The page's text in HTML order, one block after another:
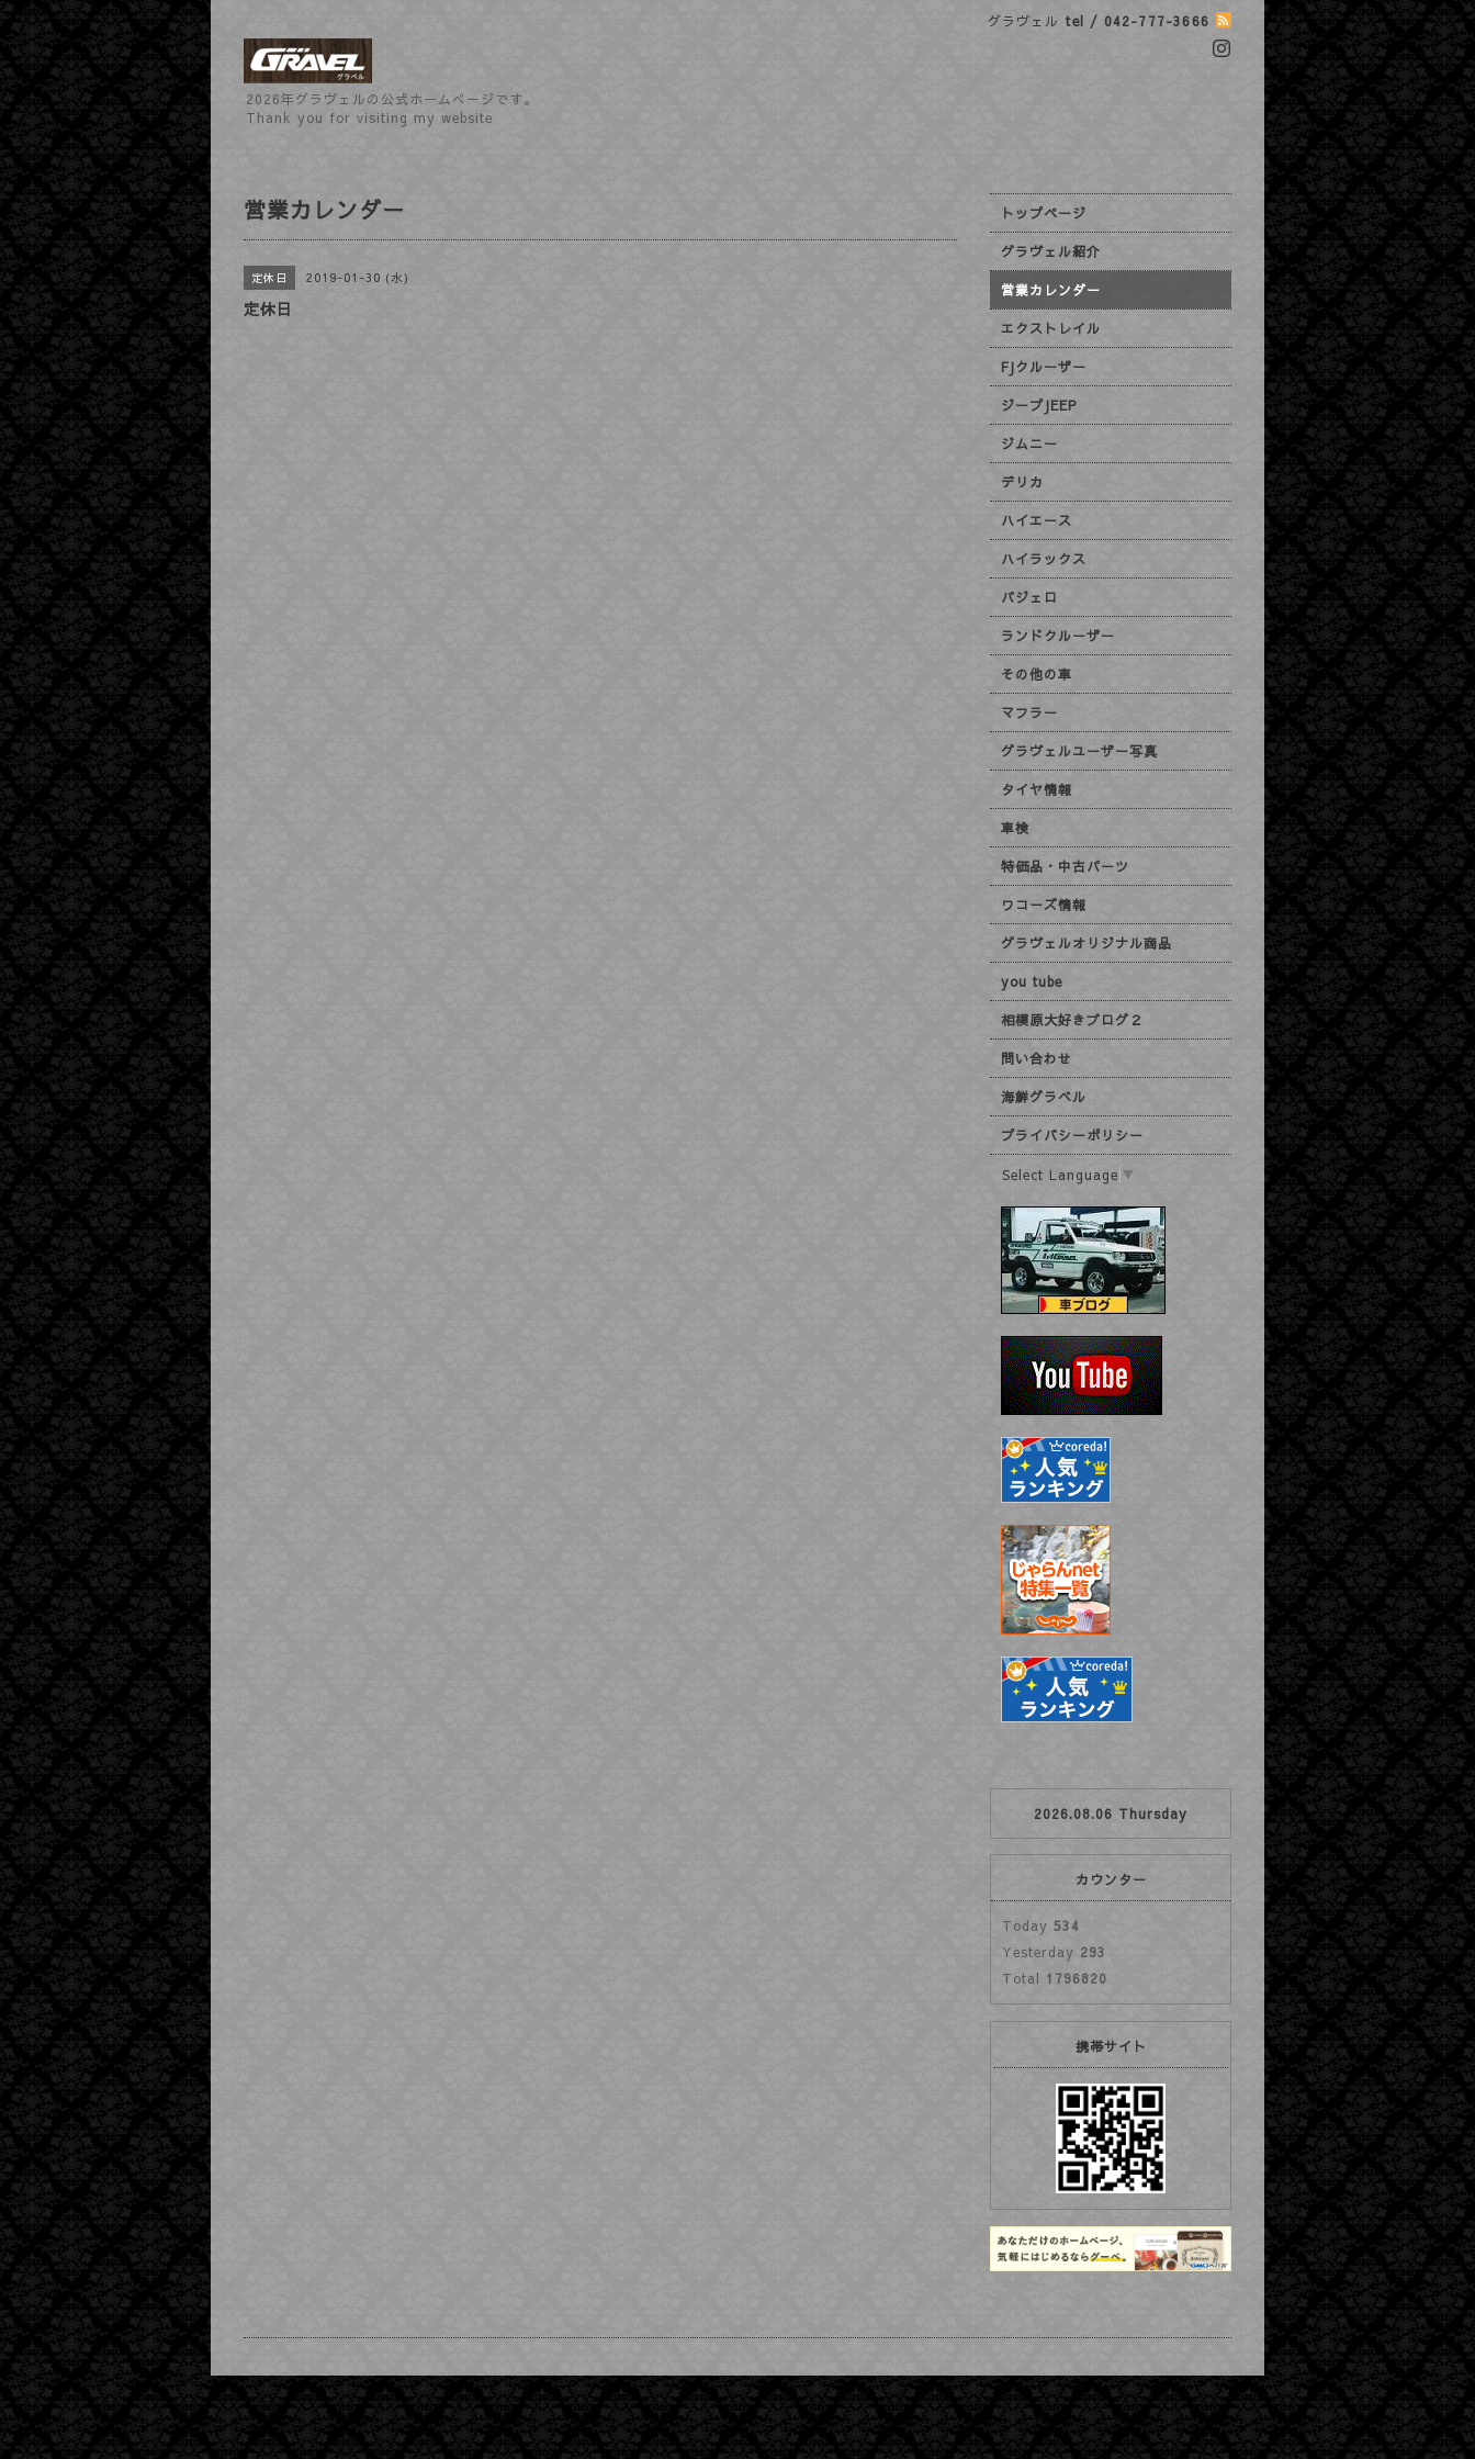
グラヴェル tel / 042-777-3666
2026年グラヴェルの公式ホームぺージです。
Thank you for visiting my website
営業カレンダー
定休日 2019-01-30 (水)
定休日
トップページ
グラヴェル紹介
営業カレンダー
エクストレイル
FJクルーザー
ジープJEEP
ジムニー
デリカ
ハイエース
ハイラックス
パジェロ
ランドクルーザー
その他の車
マフラー
グラヴェルユーザー写真
タイヤ情報
車検
特価品・中古パーツ
ワコーズ情報
グラヴェルオリジナル商品
you tube
相模原大好きブログ２
問い合わせ
海鮮グラベル
プライバシーポリシー
Select Language ▼
2026.08.06 Thursday
カウンター
Today 534
Yesterday 293
Total 1796820
携帯サイト